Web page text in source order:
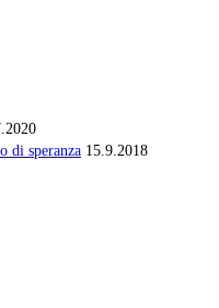
di speranza 15.9.2018